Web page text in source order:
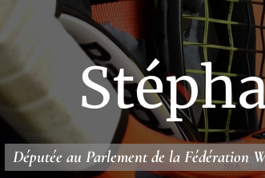
Députée au Parlement de la Fédération